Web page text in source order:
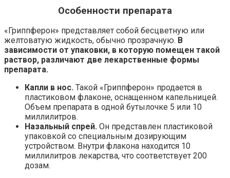
Особенности препарата
«Гриппферон» представляет собой бесцветную или
желтоватую жидкость, обычно прозрачную. В
зависимости от упаковки, в которую помещен такой
раствор, различают две лекарственные формы
препарата.
Капли в нос. Такой «Гриппферон» продается в
пластиковом флаконе, оснащенном капельницей.
Объем препарата в одной бутылочке 5 или 10
миллилитров.
Назальный спрей. Он представлен пластиковой
упаковкой со специальным дозирующим
устройством. Внутри флакона находится 10
миллилитров лекарства, что соответствует 200
дозам.